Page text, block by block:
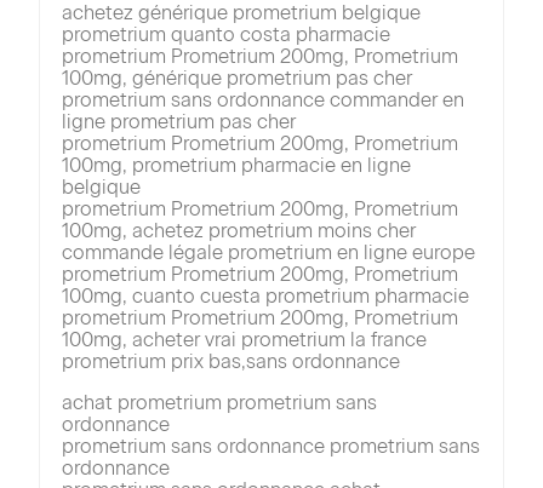
achetez générique prometrium belgique
prometrium quanto costa pharmacie
prometrium Prometrium 200mg, Prometrium
100mg, générique prometrium pas cher
prometrium sans ordonnance commander en
ligne prometrium pas cher
prometrium Prometrium 200mg, Prometrium
100mg, prometrium pharmacie en ligne
belgique
prometrium Prometrium 200mg, Prometrium
100mg, achetez prometrium moins cher
commande légale prometrium en ligne europe
prometrium Prometrium 200mg, Prometrium
100mg, cuanto cuesta prometrium pharmacie
prometrium Prometrium 200mg, Prometrium
100mg, acheter vrai prometrium la france
prometrium prix bas,sans ordonnance
achat prometrium prometrium sans
ordonnance
prometrium sans ordonnance prometrium sans
ordonnance